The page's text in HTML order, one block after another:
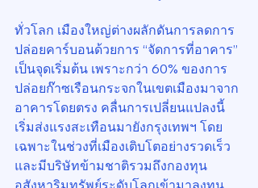
ทั่วโลก เมืองใหญ่ต่างผลักดันการลดการ
ปล่อยคาร์บอนด้วยการ “จัดการที่อาคาร”
เป็นจุดเริ่มต้น เพราะกว่า 60% ของการ
ปล่อยก๊าซเรือนกระจกในเขตเมืองมาจาก
อาคารโดยตรง คลื่นการเปลี่ยนแปลงนี้
เริ่มส่งแรงสะเทือนมายังกรุงเทพฯ โดย
เฉพาะในช่วงที่เมืองเติบโตอย่างรวดเร็ว
และมีบริษัทข้ามชาติรวมถึงกองทุน
อสังหาริมทรัพย์ระดับโลกเข้ามาลงทุน